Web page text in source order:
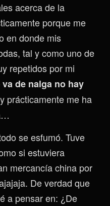
acerca de la
porque me
en donde mis
tal y como uno de
repetidos por mi
de nalga no hay
prácticamente me ha
se esfumó. Tuve
si estuviera
mercancía china por
De verdad que
a pensar en: ¿De